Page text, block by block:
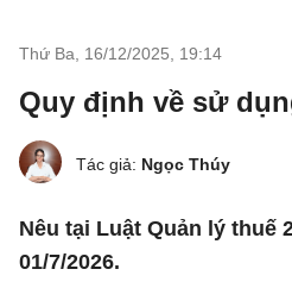
Thứ Ba, 16/12/2025 19:14
Quy định về sử
Tác giả: Ngọc Thúy
Nêu tại Luật Quản lý thuế
01/7/2026.